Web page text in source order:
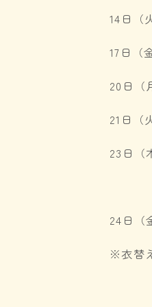
14日（
17日（
20日（
21日（
23日（
※雨
24日（
※衣替